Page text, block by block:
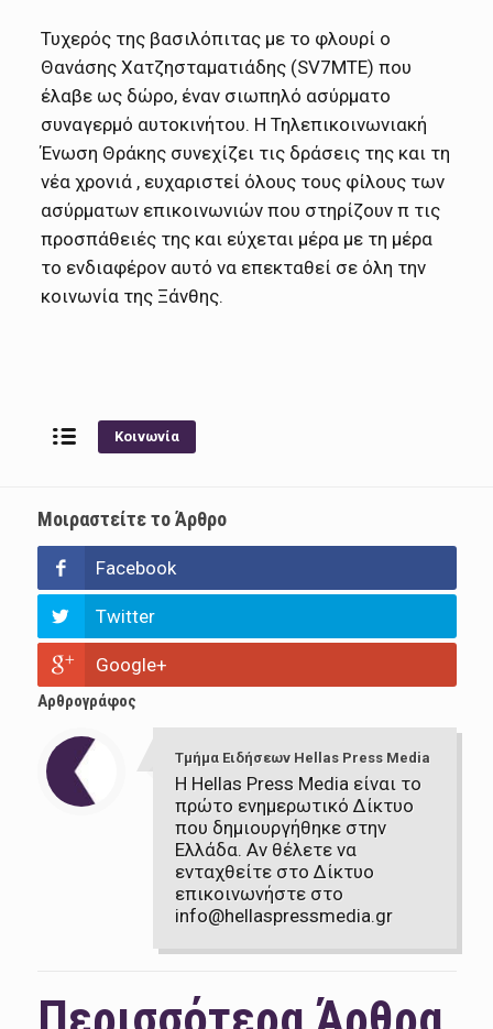
Τυχερός της βασιλόπιτας με το φλουρί ο
Θανάσης Χατζησταματιάδης (SV7MTE) που
έλαβε ως δώρο, έναν σιωπηλό ασύρματο
συναγερμό αυτοκινήτου. Η Τηλεπικοινωνιακή
Ένωση Θράκης συνεχίζει τις δράσεις της και τη
νέα χρονιά , ευχαριστεί όλους τους φίλους των
ασύρματων επικοινωνιών που στηρίζουν π τις
προσπάθειές της και εύχεται μέρα με τη μέρα
το ενδιαφέρον αυτό να επεκταθεί σε όλη την
κοινωνία της Ξάνθης.
Κοινωνία
Μοιραστείτε το Άρθρο
Facebook
Twitter
Google+
Αρθρογράφος
Τμήμα Ειδήσεων Hellas Press Media
Η Hellas Press Media είναι το
πρώτο ενημερωτικό Δίκτυο
που δημιουργήθηκε στην
Ελλάδα. Αν θέλετε να
ενταχθείτε στο Δίκτυο
επικοινωνήστε στο
info@hellaspressmedia.gr